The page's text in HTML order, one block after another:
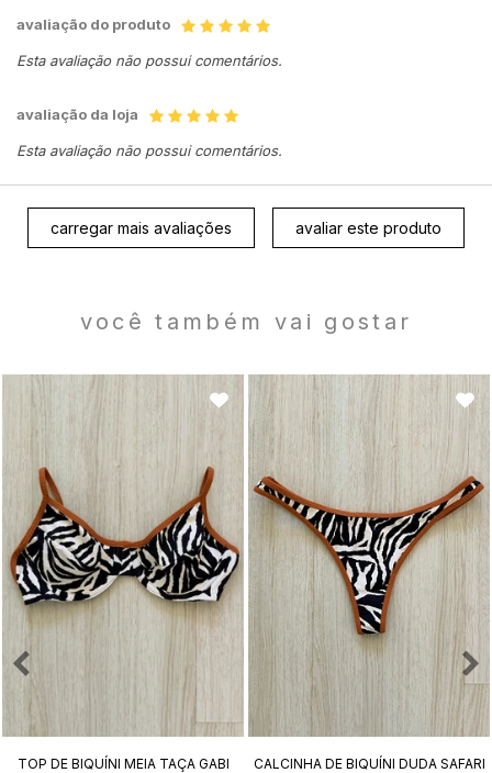
avaliação do produto
Esta avaliação não possui comentários.
avaliação da loja
Esta avaliação não possui comentários.
carregar mais avaliações avaliar este produto
você também vai gostar
TOP DE BIQUÍNI MEIA TAÇA GABI
CALCINHA DE BIQUÍNI DUDA SAFARI